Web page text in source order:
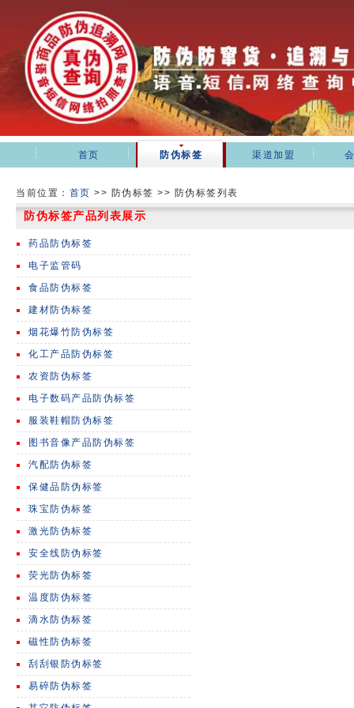
首页 防伪标签 渠道加盟
当前位置： 首页 >> 防伪标签 >> 防伪标签列表
防伪标签产品列表展示
药品防伪标签
电子监管码
食品防伪标签
建材防伪标签
烟花爆竹防伪标签
化工产品防伪标签
农资防伪标签
电子数码产品防伪标签
服装鞋帽防伪标签
图书音像产品防伪标签
汽配防伪标签
保健品防伪标签
珠宝防伪标签
激光防伪标签
安全线防伪标签
荧光防伪标签
温度防伪标签
滴水防伪标签
磁性防伪标签
刮刮银防伪标签
易碎防伪标签